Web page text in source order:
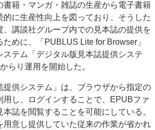
購入申し込み
サイトポリシー
書籍・マンガ・雑誌の生産から電子書籍
的に生産性向上を図っており、そうした
、講談社グループ内での見本誌の提供を
めに、「PUBLUS Lite for Browser」
ステム「デジタル版見本誌提供システ
らり運用を開始した。
提供システム」は、ブラウザから指定の
用し、ログインすることで、EPUBファ
誌を閲覧することを可能にしている。
用意し提供していた従来の作業が省かれ